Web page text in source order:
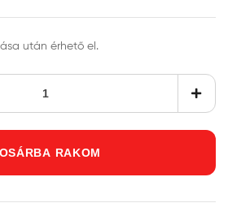
után érhető el.
RAKOM